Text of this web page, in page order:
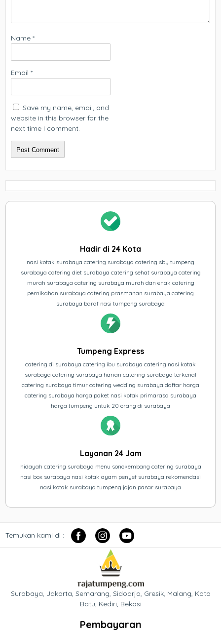
Name*
Email*
Save my name, email, and
website in this browser for the
next time I comment.
Hadir di 24 Kota
nasi kotak surabaya catering surabaya catering sby tumpeng
surabaya catering diet surabaya catering sehat surabaya catering
murah surabaya catering surabaya murah dan enak catering
pernikahan surabaya catering prasmanan surabaya catering
surabaya barat nasi tumpeng surabaya
Tumpeng Express
catering di surabaya catering ibu surabaya catering nasi kotak
surabaya catering surabaya harian catering surabaya terkenal
catering surabaya timur catering wedding surabaya daftar harga
catering surabaya harga paket nasi kotak primarasa surabaya
harga tumpeng untuk 20 orang di surabaya
Layanan 24 Jam
hidayah catering surabaya menu sonokembang catering surabaya
nasi box surabaya nasi kotak ayam penyet surabaya rekomendasi
nasi kotak surabaya tumpeng jajan pasar surabaya
Temukan kami di :
Surabaya, Jakarta, Semarang, Sidoarjo, Gresik, Malang, Kota
Batu, Kediri, Bekasi
Pembayaran